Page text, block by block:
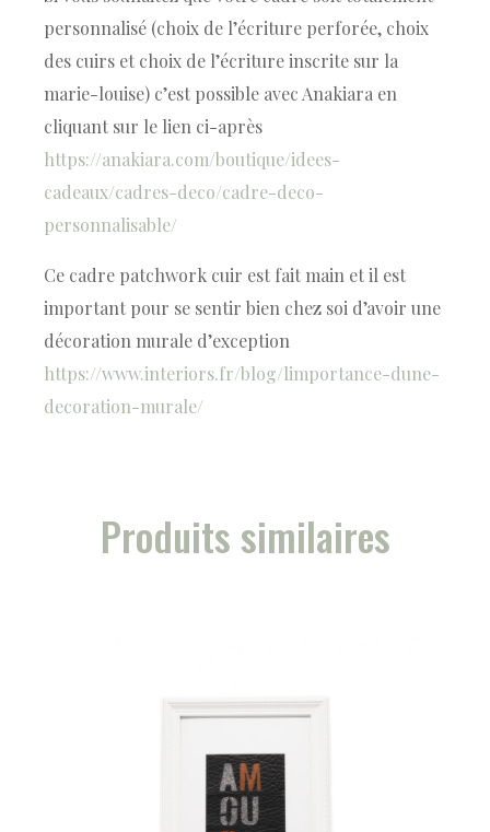
personnalisé (choix de l’écriture perforée, choix
des cuirs et choix de l’écriture inscrite sur la
marie-louise) c’est possible avec Anakiara en
cliquant sur le lien ci-après
https://anakiara.com/boutique/idees-
cadeaux/cadres-deco/cadre-deco-
personnalisable/
Ce cadre patchwork cuir est fait main et il est
important pour se sentir bien chez soi d’avoir une
décoration murale d’exception
https://www.interiors.fr/blog/limportance-dune-
decoration-murale/
Produits similaires